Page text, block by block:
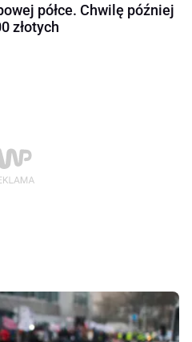
półce. Chwilę później
złotych